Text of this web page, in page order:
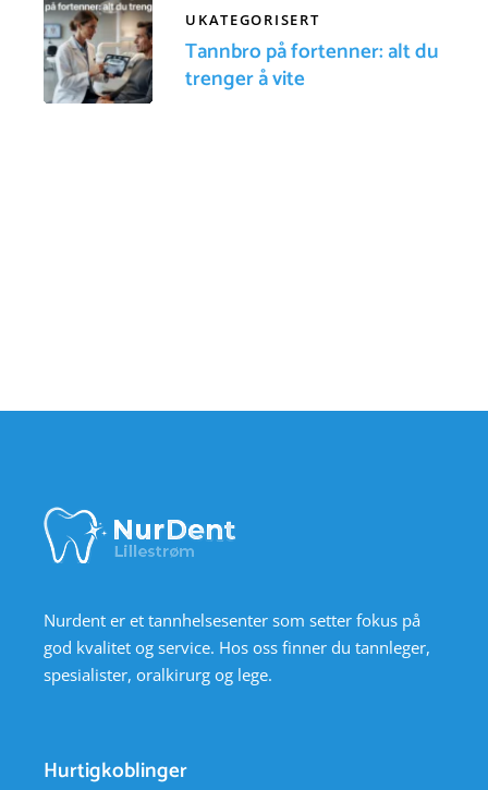
UKATEGORISERT
Tannbro på fortenner: alt du
trenger å vite
Nurdent er et tannhelsesenter som setter fokus på
god kvalitet og service. Hos oss finner du tannleger,
spesialister, oralkirurg og lege.
Hurtigkoblinger